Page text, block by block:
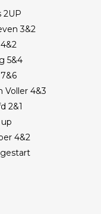
2UP
3&2
5&4
Voller 4&3
2&1
4&2